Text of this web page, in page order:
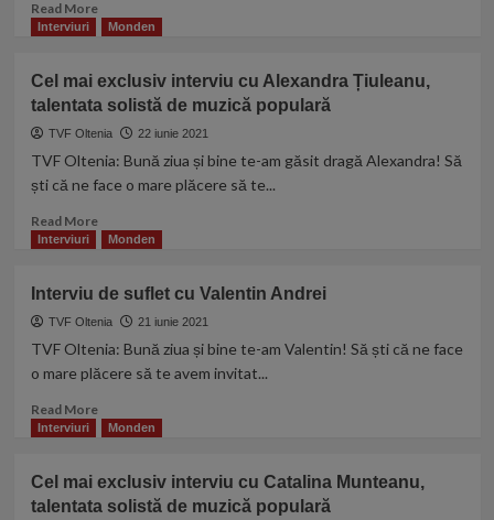
Read MoreRead
more
mai
exclusiv
interviu
cu
Sotea,
solistă
populară
Interviuri Monden
Cel mai exclusiv interviu cu Alexandra Țiuleanu,
talentata solistă de muzică populară
TVF Oltenia 22 iunie 2021
TVF Oltenia: Bună ziua și bine te-am găsit dragă Alexandra! Să
ști că ne face o mare plăcere să te...
Read MoreRead
more
mai
exclusiv
interviu
cu
Țiuleanu,
talentata
muzică
populară
Interviuri Monden
Interviu de suflet cu Valentin Andrei
TVF Oltenia 21 iunie 2021
TVF Oltenia: Bună ziua și bine te-am Valentin! Să ști că ne face
o mare plăcere să te avem invitat...
Read MoreRead
more
de
suflet
Interviuri Monden
Cel mai exclusiv interviu cu Catalina Munteanu,
talentata solistă de muzică populară